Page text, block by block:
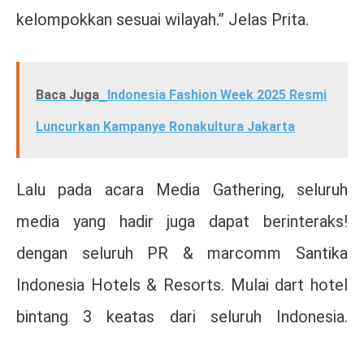
kelompokkan sesuai wilayah.” Jelas Prita.
Baca Juga Indonesia Fashion Week 2025 Resmi
Luncurkan Kampanye Ronakultura Jakarta
Lalu pada acara Media Gathering, seluruh
media yang hadir juga dapat berinteraks!
dengan seluruh PR & marcomm Santika
Indonesia Hotels & Resorts. Mulai dart hotel
bintang 3 keatas dari seluruh Indonesia.